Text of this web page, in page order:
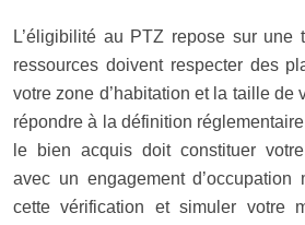
L’éligibilité au PTZ repose sur une
ressources doivent respecter des
votre zone d’habitation et la taille de
répondre à la définition
le bien acquis doit constituer
avec un engagement d’occupation
cette vérification et simuler votre